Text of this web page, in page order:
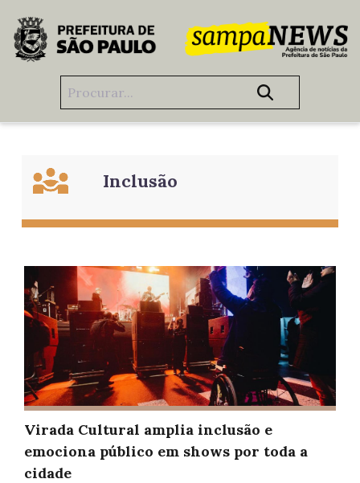
Pular para o Conteúdo principal
Inclusão
Virada Cultural amplia inclusão e
emociona público em shows por toda a
cidade